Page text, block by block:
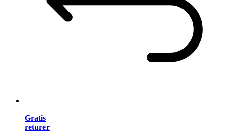
Gratis
returer